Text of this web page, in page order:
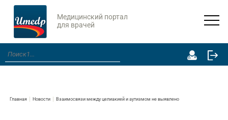
Медицинский портал
для врачей
Главная Новости Взаимосвязи между целиакией и аутизмом не выявлено